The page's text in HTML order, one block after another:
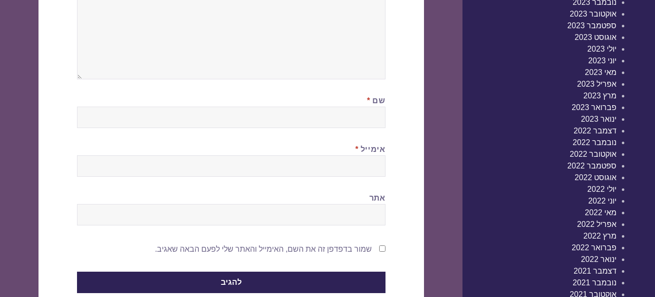
נובמבר 2023
אוקטובר 2023
ספטמבר 2023
אוגוסט 2023
יולי 2023
יוני 2023
מאי 2023
אפריל 2023
מרץ 2023
פברואר 2023
ינואר 2023
דצמבר 2022
נובמבר 2022
אוקטובר 2022
ספטמבר 2022
אוגוסט 2022
יולי 2022
יוני 2022
מאי 2022
אפריל 2022
מרץ 2022
פברואר 2022
ינואר 2022
דצמבר 2021
נובמבר 2021
אוקטובר 2021
שם *
אימייל *
אתר
שמור בדפדפן זה את השם, האימייל והאתר שלי לפעם הבאה שאגיב.